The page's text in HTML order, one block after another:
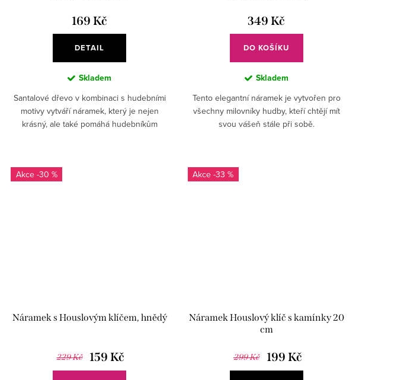
169 Kč
DETAIL
Skladem
Santalové dřevo v kombinaci s hudebními
motivy vytváří náramek, který je nejen
krásný, ale také pomáhá hudebníkům
349 Kč
DO KOŠÍKU
Skladem
Tento elegantní náramek je vytvořen pro
všechny milovníky hudby, kteří chtějí mít
svou vášeň stále při sobě.
-30 %
Náramek s Houslovým klíčem, hnědý
229 Kč 159 Kč
-33 %
Náramek Houslový klíč s kamínky 20
cm
299 Kč 199 Kč